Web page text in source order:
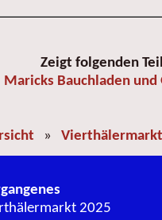
Zeigt folgenden
Maricks Bauchladen
»
2025